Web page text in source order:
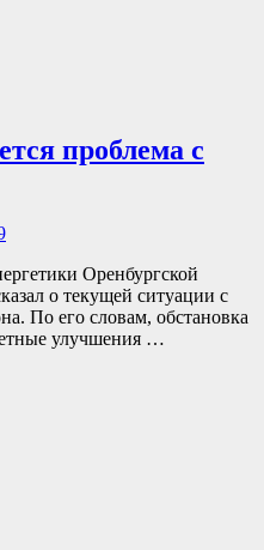
проблема с
Оренбургской
о текущей ситуации с
По его словам, обстановка
улучшения …